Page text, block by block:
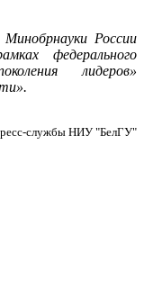
России
федерального
лидеров»
службы НИУ "БелГУ"